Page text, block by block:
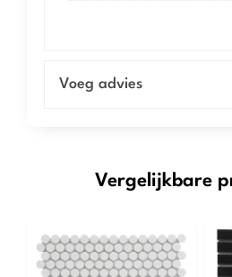
Voeg advies
Vergelijkbare